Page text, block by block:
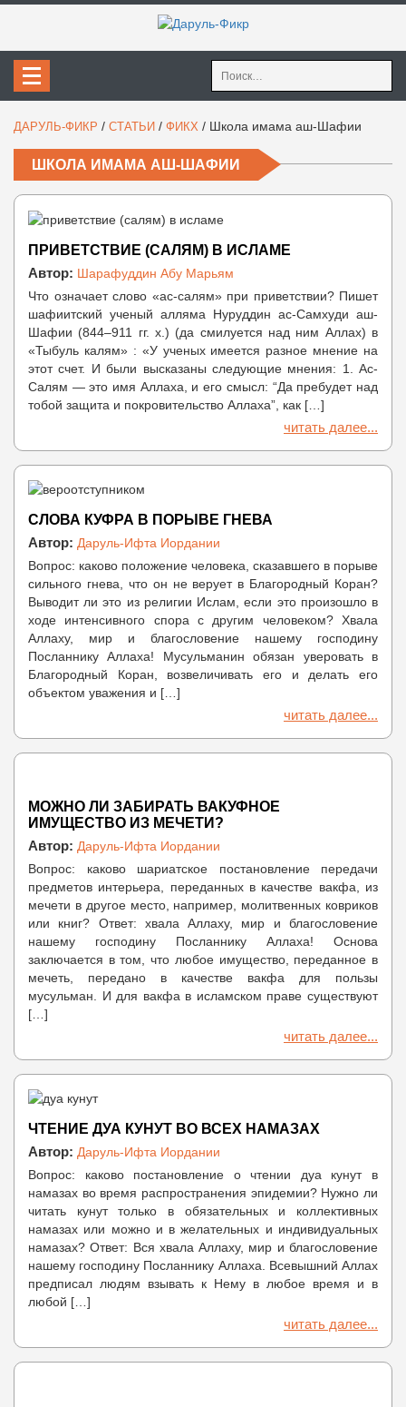
Найти:
ДАРУЛЬ-ФИКР / СТАТЬИ / ФИКХ / Школа имама аш-Шафии
ШКОЛА ИМАМА АШ-ШАФИИ
ПРИВЕТСТВИЕ (САЛЯМ) В ИСЛАМЕ
Автор: Шарафуддин Абу Марьям
Что означает слово «ас-салям» при приветствии? Пишет
шафиитский ученый алляма Нуруддин ас-Самхуди аш-
Шафии (844–911 гг. х.) (да смилуется над ним Аллах) в
«Тыбуль калям» : «У ученых имеется разное мнение на
этот счет. И были высказаны следующие мнения: 1. Ас-
Салям — это имя Аллаха, и его смысл: “Да пребудет над
тобой защита и покровительство Аллаха”, как […]
читать далее...
СЛОВА КУФРА В ПОРЫВЕ ГНЕВА
Автор: Даруль-Ифта Иордании
Вопрос: каково положение человека, сказавшего в порыве
сильного гнева, что он не верует в Благородный Коран?
Выводит ли это из религии Ислам, если это произошло в
ходе интенсивного спора с другим человеком? Хвала
Аллаху, мир и благословение нашему господину
Посланнику Аллаха! Мусульманин обязан уверовать в
Благородный Коран, возвеличивать его и делать его
объектом уважения и […]
читать далее...
МОЖНО ЛИ ЗАБИРАТЬ ВАКУФНОЕ
ИМУЩЕСТВО ИЗ МЕЧЕТИ?
Автор: Даруль-Ифта Иордании
Вопрос: каково шариатское постановление передачи
предметов интерьера, переданных в качестве вакфа, из
мечети в другое место, например, молитвенных ковриков
или книг? Ответ: хвала Аллаху, мир и благословение
нашему господину Посланнику Аллаха! Основа
заключается в том, что любое имущество, переданное в
мечеть, передано в качестве вакфа для пользы
мусульман. И для вакфа в исламском праве существуют
[…]
читать далее...
ЧТЕНИЕ ДУА КУНУТ ВО ВСЕХ НАМАЗАХ
Автор: Даруль-Ифта Иордании
Вопрос: каково постановление о чтении дуа кунут в
намазах во время распространения эпидемии? Нужно ли
читать кунут только в обязательных и коллективных
намазах или можно и в желательных и индивидуальных
намазах? Ответ: Вся хвала Аллаху, мир и благословение
нашему господину Посланнику Аллаха. Всевышний Аллах
предписал людям взывать к Нему в любое время и в
любой […]
читать далее...